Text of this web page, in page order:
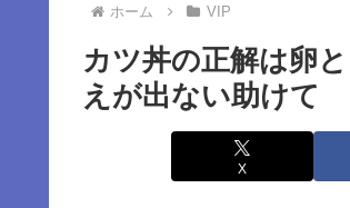
ホーム VIP
カツ丼の正解は卵
えが出ない助けて
X